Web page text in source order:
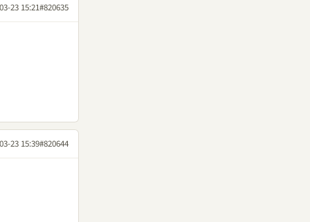
23 15:21#820635
23 15:39#820644